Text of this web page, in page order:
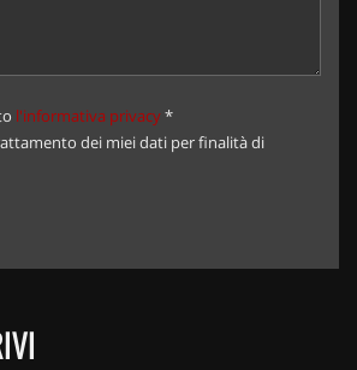
l'informativa privacy*
dei miei dati per finalità di